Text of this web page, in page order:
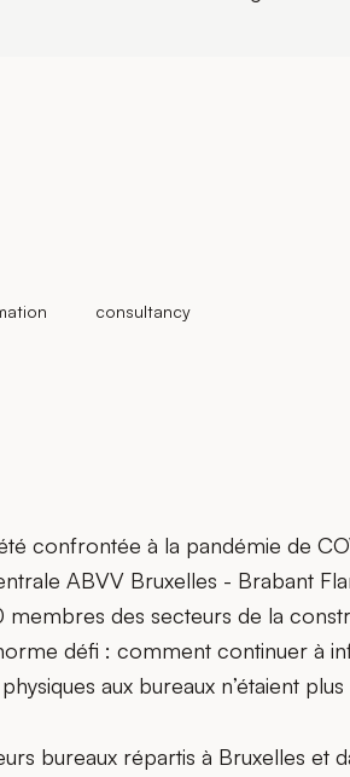
consultancy
confrontée à la pandémie de
ABVV Bruxelles - Brabant
des secteurs de la
défi : comment continuer à
aux bureaux n’étaient
bureaux répartis à Bruxelles et